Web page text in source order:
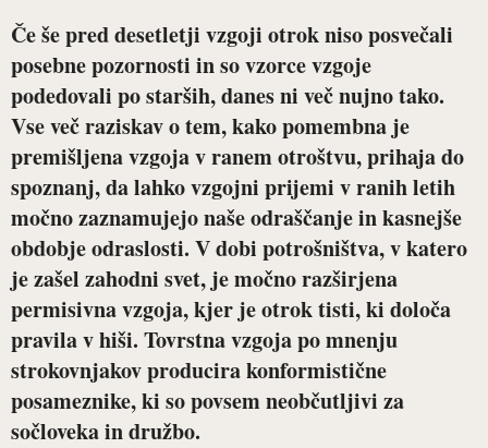
Če še pred desetletji vzgoji otrok niso posvečali
posebne pozornosti in so vzorce vzgoje
podedovali po starših, danes ni več nujno tako.
Vse več raziskav o tem, kako pomembna je
premišljena vzgoja v ranem otroštvu, prihaja do
spoznanj, da lahko vzgojni prijemi v ranih letih
močno zaznamujejo naše odraščanje in kasnejše
obdobje odraslosti. V dobi potrošništva, v katero
je zašel zahodni svet, je močno razširjena
permisivna vzgoja, kjer je otrok tisti, ki določa
pravila v hiši. Tovrstna vzgoja po mnenju
strokovnjakov producira konformistične
posameznike, ki so povsem neobčutljivi za
sočloveka in družbo.